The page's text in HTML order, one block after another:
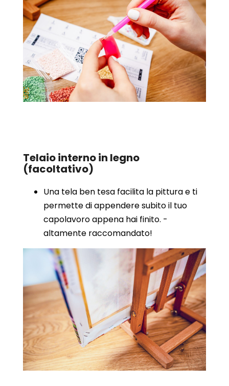
Telaio interno in legno
(facoltativo)
Una tela ben tesa facilita la pittura e ti
permette di appendere subito il tuo
capolavoro appena hai finito. -
altamente raccomandato!